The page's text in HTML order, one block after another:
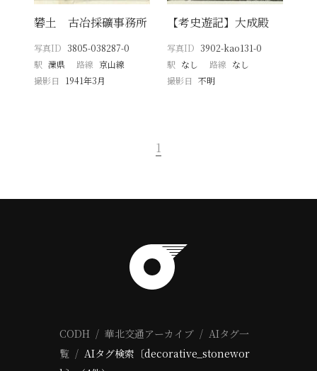
礬土 古冶採礦事務所
写真ID 3805-038287-0
駅 灤県 路線 京山線
撮影日
1941年3月
【考史遊記】大成殿
写真ID 3902-kao131-0
駅 なし 路線 なし
撮影日 不明
1
CODH 華北交通アーカイブ
AIタグ一
覧
AIタグ検索〔decorative_stonewor